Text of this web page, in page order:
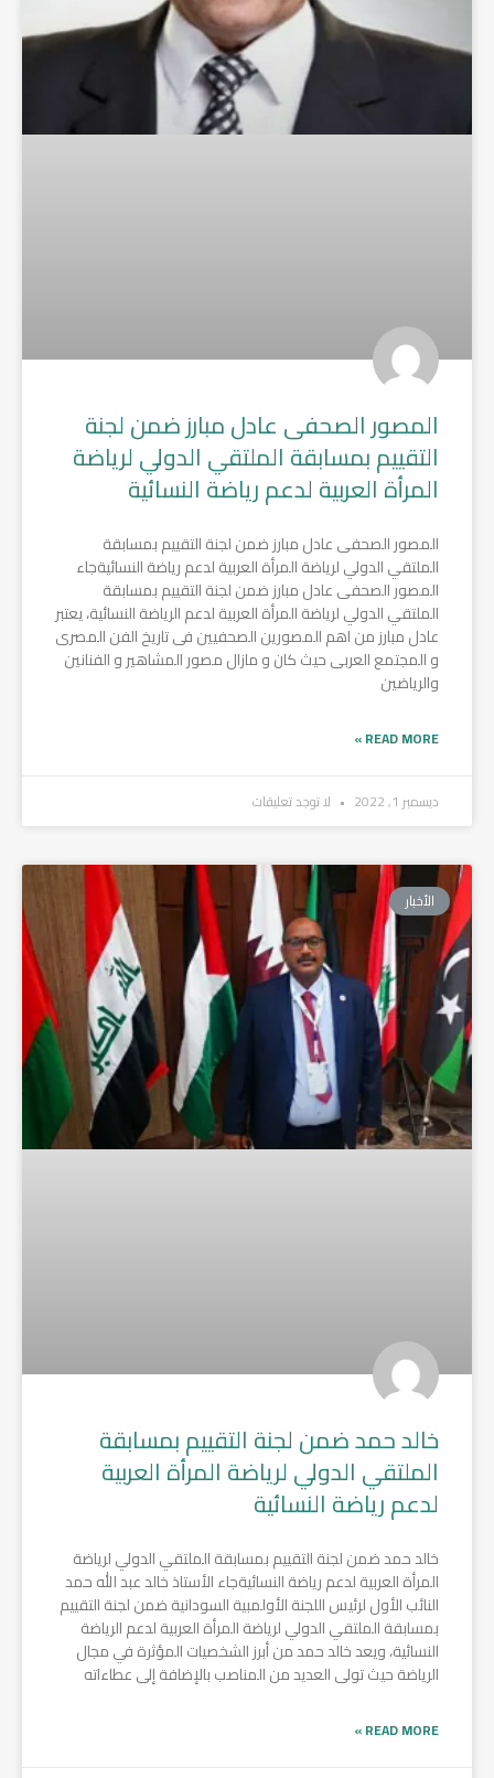
المصور الصحفى عادل مبارز ضمن لجنة
التقييم بمسابقة الملتقي الدولي لرياضة
المرأة العربية لدعم رياضة النسائية
المصور الصحفى عادل مبارز ضمن لجنة التقييم بمسابقة
الملتقي الدولي لرياضة المرأة العربية لدعم رياضة النسائيةجاء
المصور الصحفى عادل مبارز ضمن لجنة التقييم بمسابقة
الملتقي الدولي لرياضة المرأة العربية لدعم الرياضة النسائية، يعتبر
عادل مبارز من اهم المصورين الصحفيين فى تاريخ الفن المصرى
و المجتمع العربى حيث كان و مازال مصور المشاهير و الفنانين
والرياضين
READ MORE »
ديسمبر 1, 2022 لا توجد تعليقات
الأخبار
خالد حمد ضمن لجنة التقييم بمسابقة
الملتقي الدولي لرياضة المرأة العربية
لدعم رياضة النسائية
خالد حمد ضمن لجنة التقييم بمسابقة الملتقي الدولي لرياضة
المرأة العربية لدعم رياضة النسائيةجاء الأستاذ خالد عبد الله حمد
النائب الأول لرئيس اللجنة الأولمبية السودانية ضمن لجنة التقييم
بمسابقة الملتقي الدولي لرياضة المرأة العربية لدعم الرياضة
النسائية، ويعد خالد حمد من أبرز الشخصيات المؤثرة في مجال
الرياضة حيث تولى العديد من المناصب بالإضافة إلى عطاءاته
READ MORE »